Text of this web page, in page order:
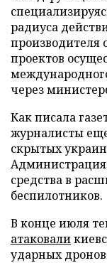
радиуса
производителя
проектов
через
Как писала
журналисты
скрытых
средства в
беспилотников.
В конце июля
атаковали
ударных